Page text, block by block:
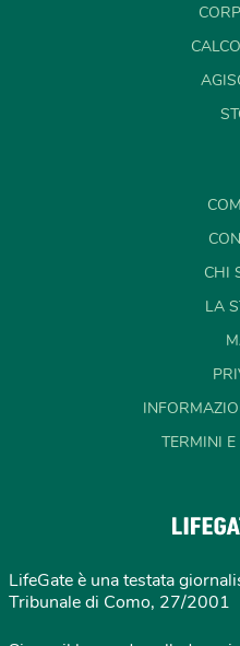
CHI
LA
TERMINI
LifeGate è una testata
Tribunale di Como, 27/2001